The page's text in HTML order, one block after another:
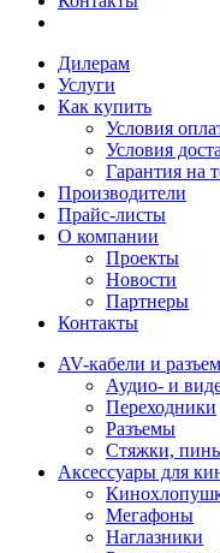
Дилерам
Услуги
Как купить
Условия
Условия
Гарантия на
Производители
Прайс-листы
О компании
Проекты
Новости
Партнеры
Контакты
AV-кабели и
Аудио- и
Переходники
Разъемы
Стяжки,
Аксессуары для
Мегафоны
Наглазники